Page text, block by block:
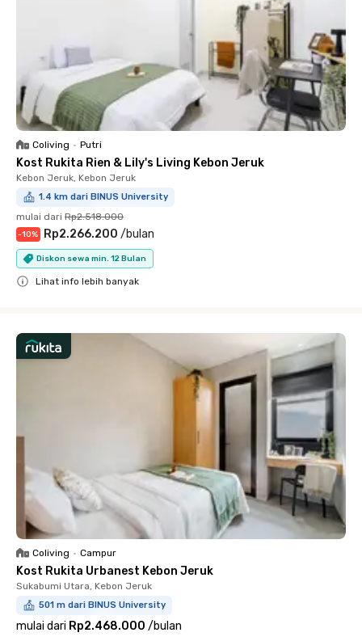
Coliving • Putri
Kost Rukita Rien & Lily's Living Kebon Jeruk
Kebon Jeruk, Kebon Jeruk
1.4 km dari BINUS University
mulai dari Rp2.518.000
-10% Rp2.266.200 /bulan
Diskon sewa min. 12 Bulan
Lihat info lebih banyak
Coliving • Campur
Kost Rukita Urbanest Kebon Jeruk
Sukabumi Utara, Kebon Jeruk
501 m dari BINUS University
mulai dari Rp2.468.000 /bulan